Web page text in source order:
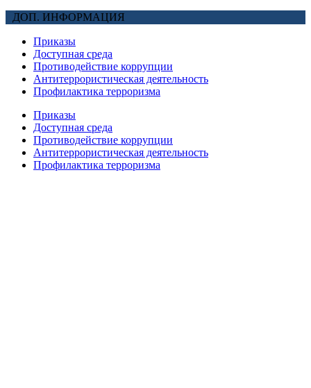
ДОП. ИНФОРМАЦИЯ
Приказы
Доступная среда
Противодействие коррупции
Антитеррористическая деятельность
Профилактика терроризма
Приказы
Доступная среда
Противодействие коррупции
Антитеррористическая деятельность
Профилактика терроризма